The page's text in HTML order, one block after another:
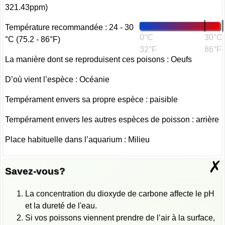
321.43ppm)
0°C
32°F
30°C
86°F
Température recommandée : 24 - 30
°C (75.2 - 86°F)
La manière dont se reproduisent ces poisons : Oeufs
D’où vient l’espèce : Océanie
Tempérament envers sa propre espèce : paisible
Tempérament envers les autres espèces de poisson : arrière
Place habituelle dans l’aquarium : Milieu
✗
Savez-vous?
La concentration du dioxyde de carbone affecte le pH
et la dureté de l'eau.
Si vos poissons viennent prendre de l’air à la surface,